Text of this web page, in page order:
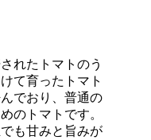
れたトマトのう
て育ったトマト
でおり、普通の
のトマトです。
も甘みと旨みが